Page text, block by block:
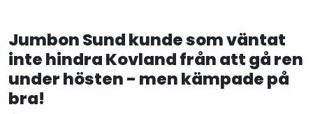
Jumbon Sund kunde som väntat
inte hindra Kovland från att gå ren
under hösten - men kämpade på
bra!